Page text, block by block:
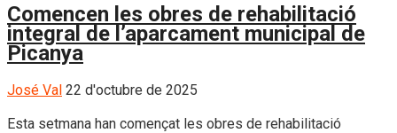
Comencen les obres de rehabilitació
integral de l’aparcament municipal de
Picanya
José Val 22 d'octubre de 2025
Esta setmana han començat les obres de rehabilitació